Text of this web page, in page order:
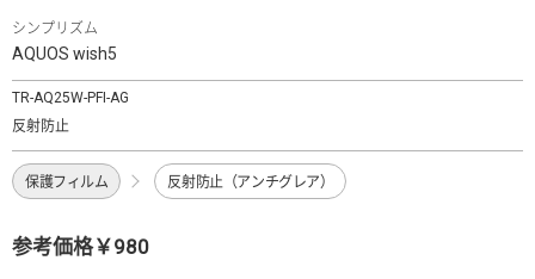
シンプリズム
AQUOS wish5
TR-AQ25W-PFI-AG
反射防止
保護フィルム 反射防止（アンチグレア）
参考価格￥980